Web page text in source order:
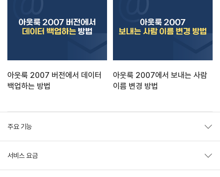
아웃룩 2007 버전에서 데이터
백업하는 방법
아웃룩 2007에서 보내는 사람
이름 변경 방법
주요 기능
서비스 요금